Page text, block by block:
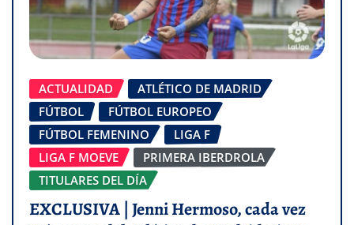
ACTUALIDAD
ATLÉTICO DE MADRID
FÚTBOL
FÚTBOL EUROPEO
FÚTBOL FEMENINO
LIGA F
LIGA F MOEVE
PRIMERA IBERDROLA
TITULARES DEL DÍA
EXCLUSIVA | Jenni Hermoso, cada vez